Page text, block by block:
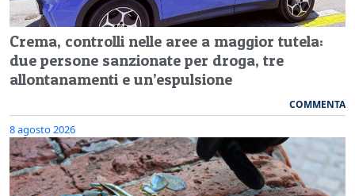
Crema, controlli nelle aree a maggior tutela:
due persone sanzionate per droga, tre
allontanamenti e un’espulsione
COMMENTA
8 agosto 2026